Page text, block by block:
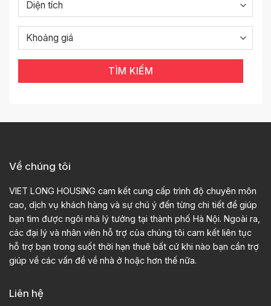
TÌM KIẾM
Về chúng tôi
VIET LONG HOUSING cam kết cung cấp trình độ chuyên môn
cao, dịch vụ khách hàng và sự chú ý đến từng chi tiết để giúp
bạn tìm được ngôi nhà lý tưởng tại thành phố Hà Nội. Ngoài ra,
các đại lý và nhân viên hỗ trợ của chúng tôi cam kết liên tục
hỗ trợ bạn trong suốt thời hạn thuê bất cứ khi nào bạn cần trợ
giúp về các vấn đề về nhà ở hoặc hơn thế nữa.
Liên hệ